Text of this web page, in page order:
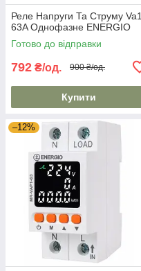
Реле Напруги Та Струму Va1
63A Однофазне ENERGIO
Готово до відправки
792 ₴/од. 900 ₴/од.
Купити
–12%